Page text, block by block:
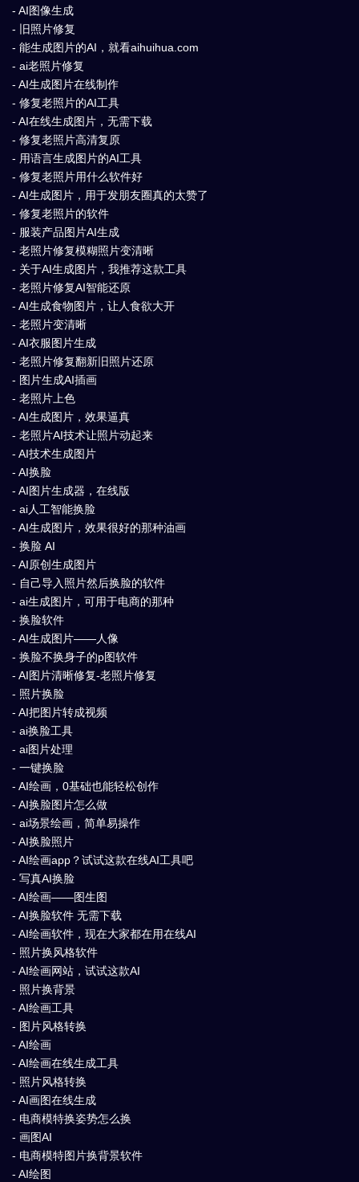
- AI图像生成
- 旧照片修复
- 能生成图片的AI，就看aihuihua.com
- ai老照片修复
- AI生成图片在线制作
- 修复老照片的AI工具
- AI在线生成图片，无需下载
- 修复老照片高清复原
- 用语言生成图片的AI工具
- 修复老照片用什么软件好
- AI生成图片，用于发朋友圈真的太赞了
- 修复老照片的软件
- 服装产品图片AI生成
- 老照片修复模糊照片变清晰
- 关于AI生成图片，我推荐这款工具
- 老照片修复AI智能还原
- AI生成食物图片，让人食欲大开
- 老照片变清晰
- AI衣服图片生成
- 老照片修复翻新旧照片还原
- 图片生成AI插画
- 老照片上色
- AI生成图片，效果逼真
- 老照片AI技术让照片动起来
- AI技术生成图片
- AI换脸
- AI图片生成器，在线版
- ai人工智能换脸
- AI生成图片，效果很好的那种油画
- 换脸 AI
- AI原创生成图片
- 自己导入照片然后换脸的软件
- ai生成图片，可用于电商的那种
- 换脸软件
- AI生成图片——人像
- 换脸不换身子的p图软件
- AI图片清晰修复-老照片修复
- 照片换脸
- AI把图片转成视频
- ai换脸工具
- ai图片处理
- 一键换脸
- AI绘画，0基础也能轻松创作
- AI换脸图片怎么做
- ai场景绘画，简单易操作
- AI换脸照片
- AI绘画app？试试这款在线AI工具吧
- 写真AI换脸
- AI绘画——图生图
- AI换脸软件 无需下载
- AI绘画软件，现在大家都在用在线AI
- 照片换风格软件
- AI绘画网站，试试这款AI
- 照片换背景
- AI绘画工具
- 图片风格转换
- AI绘画
- AI绘画在线生成工具
- 照片风格转换
- AI画图在线生成
- 电商模特换姿势怎么换
- 画图AI
- 电商模特图片换背景软件
- AI绘图